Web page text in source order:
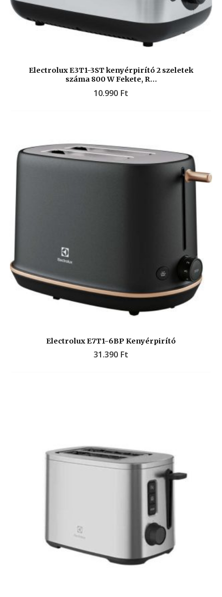
Electrolux E3T1-3ST kenyérpirító 2 szeletek
száma 800 W Fekete, R…
10.990 Ft
Electrolux E7T1-6BP Kenyérpirító
31.390 Ft